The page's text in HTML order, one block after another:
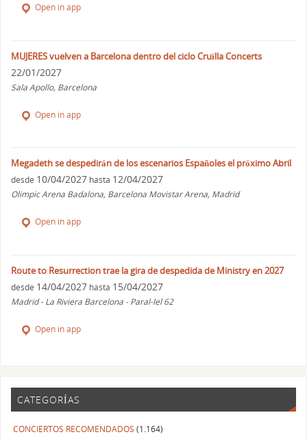
Open in app
MUJERES vuelven a Barcelona dentro del ciclo Cruïlla Concerts
22/01/2027
Sala Apollo, Barcelona
Open in app
Megadeth se despedirán de los escenarios Españoles el próximo Abril
desde 10/04/2027 hasta 12/04/2027
Olimpic Arena Badalona, Barcelona Movistar Arena, Madrid
Open in app
Route to Resurrection trae la gira de despedida de Ministry en 2027
desde 14/04/2027 hasta 15/04/2027
Madrid - La Riviera Barcelona - Paral-lel 62
Open in app
CATEGORÍAS
CONCIERTOS RECOMENDADOS (1.164)